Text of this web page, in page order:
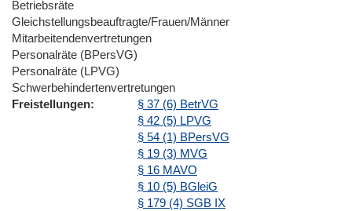
Betriebsräte
Gleichstellungsbeauftragte/Frauen/Männer
Mitarbeitendenvertretungen
Personalräte (BPersVG)
Personalräte (LPVG)
Schwerbehindertenvertretungen
Freistellungen
§ 37 (6) BetrVG
§ 42 (5) LPVG
§ 54 (1) BPersVG
§ 19 (3) MVG
§ 16 MAVO
§ 10 (5) BGleiG
§ 179 (4) SGB IX